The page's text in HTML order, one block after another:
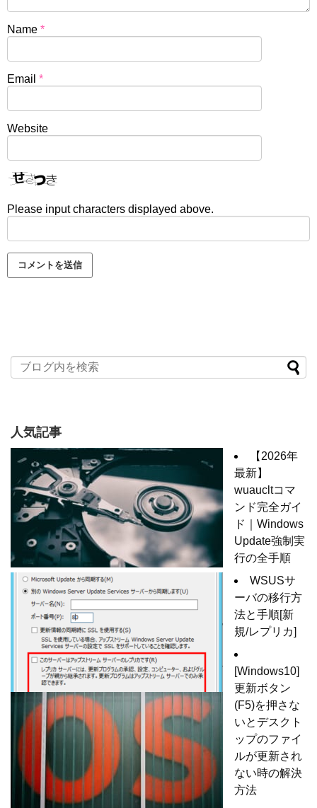
Name *
Email *
Website
Please input characters displayed above.
人気記事
【2026年
最新】
wuaucltコマ
ンド完全ガイ
ド｜Windows
Update強制実
行の全手順
WSUSサ
ーバの移行方
法と手順[新
規/レプリカ]
[Windows10]
更新ボタン
(F5)を押さな
いとデスクト
ップのファイ
ルが更新され
ない時の解決
方法